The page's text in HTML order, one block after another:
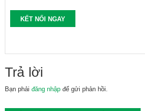
KẾT NỐI NGAY
Trả lời
Bạn phải đăng nhập để gửi phản hồi.